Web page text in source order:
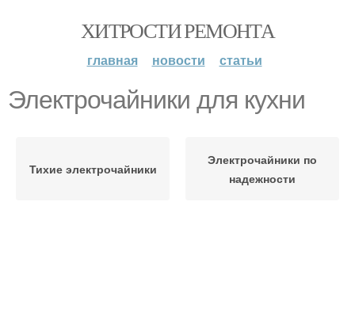
ХИТРОСТИ РЕМОНТА
главная новости статьи
Электрочайники для кухни
Тихие электрочайники
Электрочайники по
надежности